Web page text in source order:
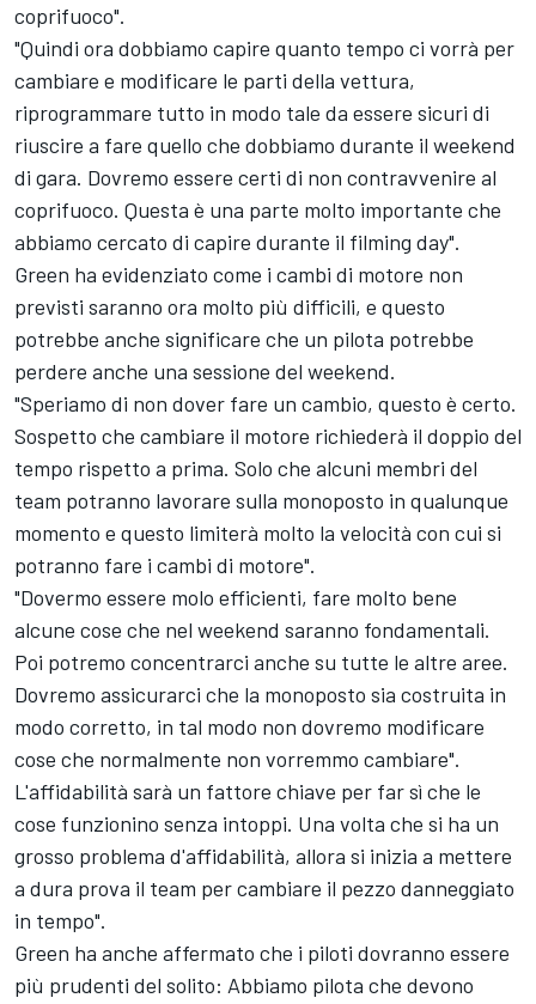
coprifuoco".
"Quindi ora dobbiamo capire quanto tempo ci vorrà per
cambiare e modificare le parti della vettura,
riprogrammare tutto in modo tale da essere sicuri di
riuscire a fare quello che dobbiamo durante il weekend
di gara. Dovremo essere certi di non contravvenire al
coprifuoco. Questa è una parte molto importante che
abbiamo cercato di capire durante il filming day".
Green ha evidenziato come i cambi di motore non
previsti saranno ora molto più difficili, e questo
potrebbe anche significare che un pilota potrebbe
perdere anche una sessione del weekend.
"Speriamo di non dover fare un cambio, questo è certo.
Sospetto che cambiare il motore richiederà il doppio del
tempo rispetto a prima. Solo che alcuni membri del
team potranno lavorare sulla monoposto in qualunque
momento e questo limiterà molto la velocità con cui si
potranno fare i cambi di motore".
"Dovermo essere molo efficienti, fare molto bene
alcune cose che nel weekend saranno fondamentali.
Poi potremo concentrarci anche su tutte le altre aree.
Dovremo assicurarci che la monoposto sia costruita in
modo corretto, in tal modo non dovremo modificare
cose che normalmente non vorremmo cambiare".
L'affidabilità sarà un fattore chiave per far sì che le
cose funzionino senza intoppi. Una volta che si ha un
grosso problema d'affidabilità, allora si inizia a mettere
a dura prova il team per cambiare il pezzo danneggiato
in tempo".
Green ha anche affermato che i piloti dovranno essere
più prudenti del solito: Abbiamo pilota che devono